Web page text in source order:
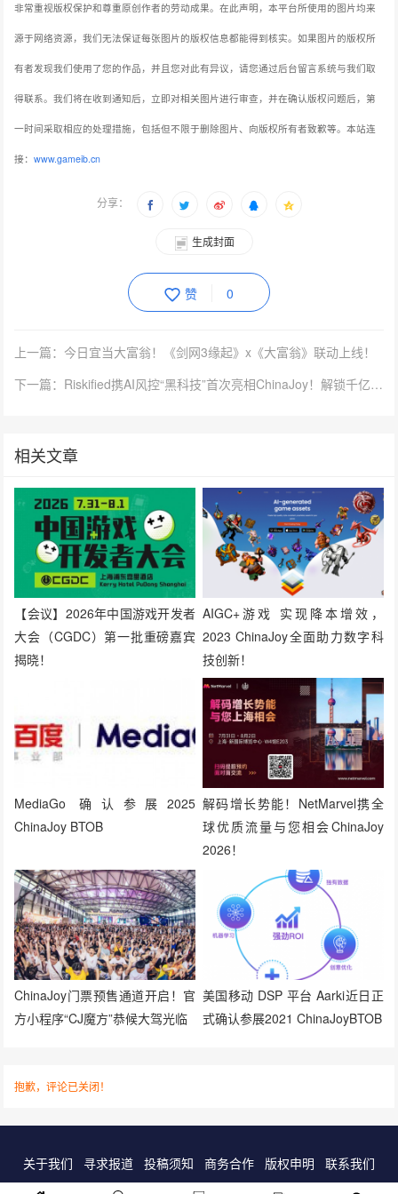
非常重视版权保护和尊重原创作者的劳动成果。在此声明，本平台所使用的图片均来
源于网络资源，我们无法保证每张图片的版权信息都能得到核实。如果图片的版权所
有者发现我们使用了您的作品，并且您对此有异议，请您通过后台留言系统与我们取
得联系。我们将在收到通知后，立即对相关图片进行审查，并在确认版权问题后，第
一时间采取相应的处理措施，包括但不限于删除图片、向版权所有者致歉等。本站连
接：www.gameib.cn
分享：
生成封面
赞 0
上一篇：今日宜当大富翁！《剑网3缘起》x《大富翁》联动上线！
下一篇：Riskified携AI风控“黑科技”首次亮相ChinaJoy！解锁千亿级交易背后的安全密码
相关文章
【会议】2026年中国游戏开发者
大会（CGDC）第一批重磅嘉宾
揭晓！
AIGC+游戏 实现降本增效，
2023 ChinaJoy全面助力数字科
技创新！
MediaGo 确认参展2025
ChinaJoy BTOB
解码增长势能！NetMarvel携全
球优质流量与您相会ChinaJoy
2026！
ChinaJoy门票预售通道开启！官
方小程序“CJ魔方”恭候大驾光临
美国移动 DSP 平台 Aarki近日正
式确认参展2021 ChinaJoyBTOB
抱歉，评论已关闭！
关于我们 寻求报道 投稿须知 商务合作 版权申明
联系我们